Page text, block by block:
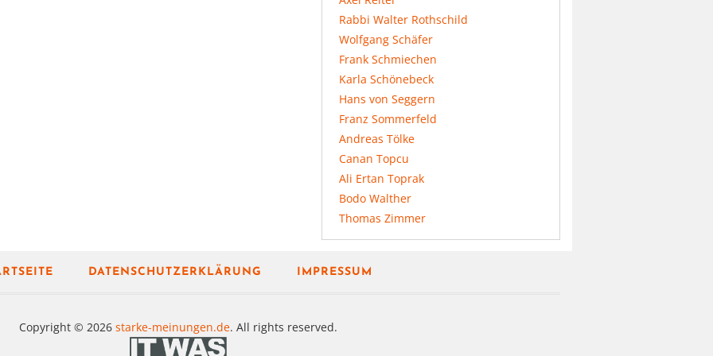
Rabbi Walter Rothschild
Wolfgang Schäfer
Frank Schmiechen
Karla Schönebeck
Hans von Seggern
Franz Sommerfeld
Andreas Tölke
Canan Topcu
Ali Ertan Toprak
Bodo Walther
Thomas Zimmer
DATENSCHUTZERKLÄRUNG IMPRESSUM
Copyright © 2026 starke-meinungen.de. All rights reserved.